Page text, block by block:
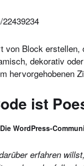
von Block erstellen,
dekorativ
hervorgehobenen
ist
Die WordPress-
erfahren